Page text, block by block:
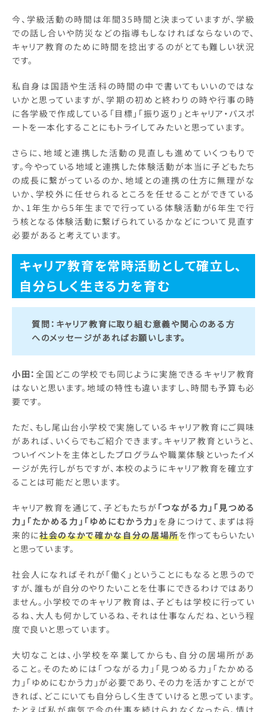
今、学級活動の時間は年間35時間と決まっていますが、学級
での話し合いや防災などの指導もしなければならないので、
キャリア教育のために時間を捻出するのがとても難しい状況
です。
私自身は国語や生活科の時間の中で書いてもいいのではな
いかと思っていますが、学期の初めと終わりの時や行事の時
に各学級で作成している「目標」「振り返り」とキャリア・パスポ
ートを一本化することにもトライしてみたいと思っています。
さらに、地域と連携した活動の見直しも進めていくつもりで
す。今やっている地域と連携した体験活動が本当に子どもたち
の成長に繋がっているのか、地域との連携の仕方に無理がな
いか、学校外に任せられるところを任せることができている
か、1年生から5年生までで行っている体験活動が6年生で行
う核となる体験活動に繋げられているかなどについて見直す
必要があると考えています。
キャリア教育を常時活動として確立し、
自分らしく生きる力を育む
質問： キャリア教育に取り組む意義や関心のある方
へのメッセージがあればお願いします。
小田：全国どこの学校でも同じように実施できるキャリア教育
はないと思います。地域の特性も違いますし、時間も予算も必
要です。
ただ、もし尾山台小学校で実施しているキャリア教育にご興味
があれば、いくらでもご紹介できます。キャリア教育というと、
ついイベントを主体としたプログラムや職業体験といったイメ
ージが先行しがちですが、本校のようにキャリア教育を確立す
ることは可能だと思います。
キャリア教育を通じて、子どもたちが 「つながる力」「見つめる
力」「たかめる力」「ゆめにむかう力」 を身につけて、まずは将
来的に社会のなかで確かな自分の居場所を作ってもらいたい
と思っています。
社会人になればそれが「働く」ということにもなると思うので
すが、誰もが自分のやりたいことを仕事にできるわけではあり
ません。小学校でのキャリア教育は、子どもは学校に行ってい
るね、大人も何かしているね、それは仕事なんだね、という程
度で良いと思っています。
大切なことは、小学校を卒業してからも、自分の居場所があ
ること。そのためには「つながる力」「見つめる力」「たかめる
力」「ゆめにむかう力」が必要であり、その力を活かすことがで
きれば、どこにいても自分らしく生きていけると思っています。
たとえば私が病気で今の仕事を続けられなくなったら、情け